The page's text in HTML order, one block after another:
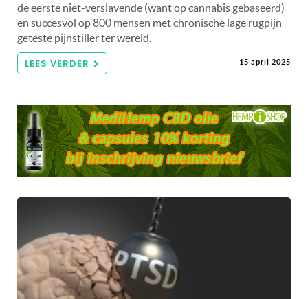
de eerste niet-verslavende (want op cannabis gebaseerd)
en succesvol op 800 mensen met chronische lage rugpijn
geteste pijnstiller ter wereld.
LEES VERDER 15 april 2025